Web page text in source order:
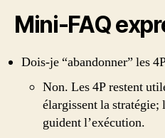
Mini‑FAQ
Dois-je “abandonner” les
Non. Les 4P restent
élargissent la
guident l’exécution.